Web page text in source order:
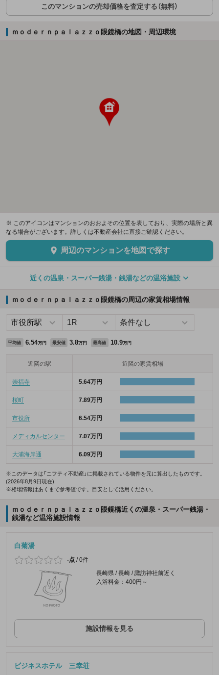
このマンションの売却価格を査定する（無料）
ｍｏｄｅｒｎｐａｌａｚｚｏ眼鏡橋の地図・周辺環境
※ このアイコンはマンションのおおよその位置を表しており、実際の場所と異
なる場合がございます。詳しくは不動産会社に直接ご確認ください。
周辺のマンションを地図で探す
近くの温泉・スーパー銭湯・銭湯などの温浴施設
ｍｏｄｅｒｎｐａｌａｚｚｏ眼鏡橋の周辺の家賃相場情報
平均値 6.54万円 最安値 3.8万円 最高値 10.9万円
近隣の駅 近隣の家賃相場
崇福寺 5.64万円
桜町 7.89万円
市役所 6.54万円
メディカルセンター 7.07万円
大浦海岸通 6.09万円
※このデータは「ニフティ不動産」に掲載されている物件を元に算出したものです。
(2026年8月9日現在)
※相場情報はあくまで参考値です。目安として活用ください。
ｍｏｄｅｒｎｐａｌａｚｚｏ眼鏡橋近くの温泉・スーパー銭湯・
銭湯など温浴施設情報
白菊湯
-点 /0件
長崎県 / 長崎 / 諏訪神社前近く
入浴料金：400円～
施設情報を見る
ビジネスホテル 三幸荘